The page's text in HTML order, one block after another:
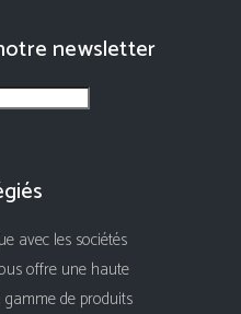
newsletter
avec les sociétés
offre une haute
de produits